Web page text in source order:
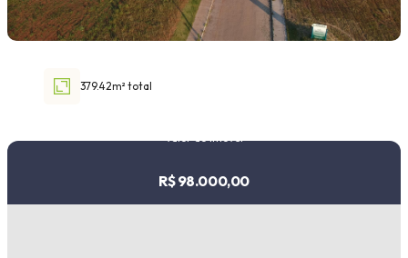
Faixa de valor
Buscar imóvel
379.42m² total
R$ 98.000,00